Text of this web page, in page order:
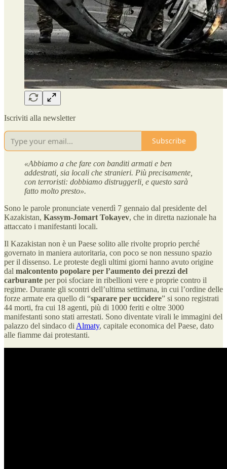
Iscriviti alla newsletter
Subscribe
«Abbiamo a che fare con banditi armati e ben
addestrati, sia locali che stranieri. Più precisamente,
con terroristi: dobbiamo distruggerli, e questo sarà
fatto molto presto».
Sono le parole pronunciate venerdì 7 gennaio dal presidente del
Kazakistan, Kassym-Jomart Tokayev, che in diretta nazionale ha
attaccato i manifestanti locali.
Il Kazakistan non è un Paese solito alle rivolte proprio perché
governato in maniera autoritaria, con poco se non nessuno spazio
per il dissenso. Le proteste degli ultimi giorni hanno avuto origine
dal malcontento popolare per l’aumento dei prezzi del
carburante per poi sfociare in ribellioni vere e proprie contro il
regime. Durante gli scontri dell’ultima settimana, in cui l’ordine delle
forze armate era quello di “sparare per uccidere” si sono registrati
44 morti, fra cui 18 agenti, più di 1000 feriti e oltre 3000
manifestanti sono stati arrestati. Sono diventate virali le immagini del
palazzo del sindaco di Almaty, capitale economica del Paese, dato
alle fiamme dai protestanti.